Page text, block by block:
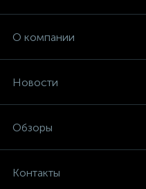
О компании
Новости
Обзоры
Контакты